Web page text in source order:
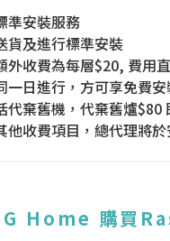
準安裝服務
貨及進行標準安裝
外收費為每層$20, 費用
一日進行，方可享免費
代棄舊機，代棄舊爐$80
他收費項目，總代理將
Home 購買